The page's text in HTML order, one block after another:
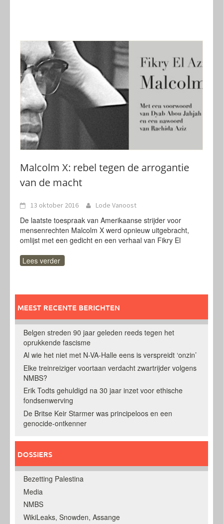
Malcolm X: rebel tegen de arrogantie
van de macht
13 oktober 2016 Lode Vanoost
De laatste toespraak van Amerikaanse strijder voor
mensenrechten Malcolm X werd opnieuw uitgebracht,
omlijst met een gedicht en een verhaal van Fikry El
Lees verder
MEEST RECENTE BERICHTEN
Belgen streden 90 jaar geleden reeds tegen het
oprukkende fascisme
Al wie het niet met N-VA-Halle eens is verspreidt ‘onzin’
Elke treinreiziger voortaan verdacht zwartrijder volgens
NMBS?
Erik Todts gehuldigd na 30 jaar inzet voor ethische
fondsenwerving
De Britse Keir Starmer was principeloos en een
genocide-ontkenner
DOSSIERS
Bezetting Palestina
Media
NMBS
WikiLeaks, Snowden, Assange